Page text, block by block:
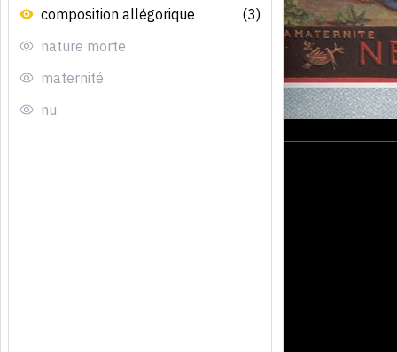
composition allégorique
(3)
nature morte
maternité
nu